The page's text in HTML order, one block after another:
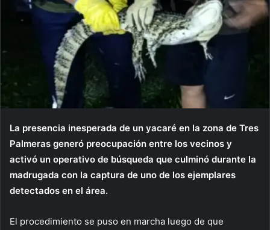
La presencia inesperada de un yacaré en la zona de Tres
Palmeras generó preocupación entre los vecinos y
activó un operativo de búsqueda que culminó durante la
madrugada con la captura de uno de los ejemplares
detectados en el área.
El procedimiento se puso en marcha luego de que